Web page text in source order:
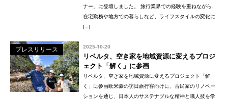
ナー」に登壇しました。 旅行業界での経験を重ねながら、
在宅勤務や地方での暮らしなど、ライフスタイルの変化に
[…]
プレスリリース 2025-10-20
リベルタ、空き家を地域資源に変えるプロジ
ェクト「解く」に参画
リベルタ、空き家を地域資源に変えるプロジェクト「解
く」に参画欧米豪の訪日旅行客向けに、古民家のリノベー
ションを通じ、日本人のサステナブルな精神と職人技を学